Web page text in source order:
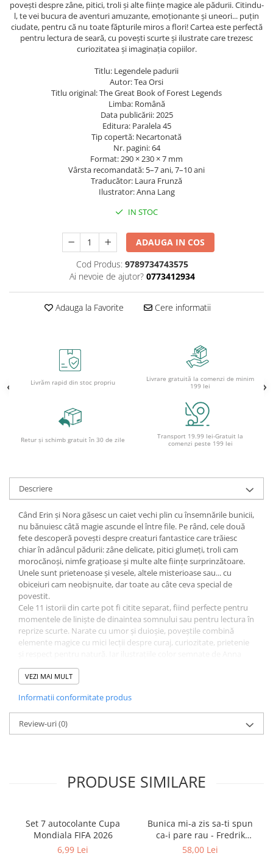
Caiete geografie și biologie
Caiete tip I, II și III
Caiete foi veline
Blocuri de desen școlare
Hârtie pentru lucru manual
Accesorii geometrie și matematică
Socotitori și bețisoare pentru
Ghiozdane și rucsacuri
Ghiozdane școlare
Rucsacuri școlare și casual
Trollere pentru copii
Penare neechipate
Penare tip etui
Acuarele și pensule școlare
Pensule școlare
Pahare și palete pictură
ficțiune
Psihologie și dezvoltare personală
Biografii și memorii
Sănătate și stil de viață
Artă și fotografie
Istorie și științe sociale
Știință și tehnologie
Gastronomie și hobby
Dicționare și ghiduri de conversație
Literatură în limbi străine
Gramatică și vocabulare
Mine și rezerve
Creioane grafit și ascuțitori
Corectoare și radiere
Stilouri premium
Seturi de scris premium
Avioane de jucărie
Utilaje de jucărie
Masinuțe cu telecomandă
Jucării și articole pentru bebeluși
Jucării pentru bebeluși
Jucării pentru apă și baie
povești despre zâne, pitici, troli și alte ființe magice ale pădurii. Citindu-
l, te vei bucura de aventuri amuzante, emoționante și uneori... puțin
ciudate, pentru că nu toate făpturile miros a flori! Cartea este perfectă
pentru lectura de seară, cu povești scurte și ilustrate care trezesc
curiozitatea și imaginația copiilor.
Titlu: Legendele padurii
Autor: Tea Orsi
Titlu original: The Great Book of Forest Legends
Limba: Română
Data publicării: 2025
Editura: Paralela 45
Tip copertă: Necartonată
Nr. pagini: 64
Format: 290 × 230 × 7 mm
Vârsta recomandată: 5–7 ani, 7–10 ani
Traducător: Laura Frunză
Ilustrator: Anna Lang
IN STOC
ADAUGA IN COS
Cod Produs: 9789734743575
Ai nevoie de ajutor? 0773412934
Adauga la Favorite Cere informatii
Livrăm rapid din stoc propriu
Livrare gratuită la comenzi de minim
199 lei
Retur și schimb gratuit în 30 de zile
Transport 19.99 lei-Gratuit la
comenzi peste 199 lei
Descriere
Când Erin și Nora găsesc un caiet vechi plin cu însemnările bunicii,
nu bănuiesc câtă magie ascunde el între file. Pe rând, cele două
fete descoperă povești despre creaturi fantastice care trăiesc
chiar în adâncul pădurii: zâne delicate, pitici glumeți, troli cam
morocănoși, nimfe grațioase și multe alte ființe surprinzătoare.
Unele sunt prietenoase și vesele, altele misterioase sau... cu
obiceiuri cam neobișnuite, dar toate au câte ceva special de
povestit.
Cele 11 istorii din carte pot fi citite separat, fiind perfecte pentru
momentele de liniște de dinaintea somnului sau pentru lectura în
reprize scurte. Narate cu umor și duioșie, poveștile combină
elemente magice cu mici lecții despre curaj, curiozitate, prietenie
Lang dau farmec fiecărei pagini, invitând copiii să viseze cu ochii
deschiși.
să creadă în magie și să își lase imaginația să zboare. După ce o vei
citi, o simplă plimbare prin pădure se poate transforma într-o
aventură în care orice este posibil!
VEZI MAI MULT
Informatii conformitate produs
Review-uri(0)
PRODUSE SIMILARE
Set 7 autocolante Cupa
Mondiala FIFA 2026
6,99 Lei
Bunica mi-a zis sa-ti spun
ca-i pare rau - Fredrik
Backman
58,00 Lei